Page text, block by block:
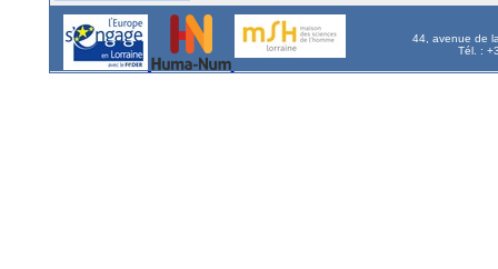
44, avenue de
Tél. :